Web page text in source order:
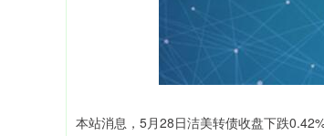
本站消息，5月28日洁美转债收盘下跌
深证成指